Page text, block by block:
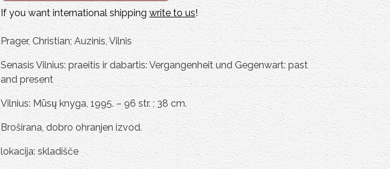
If you want international shippingwrite to us!
Prager, Christian; Auzinis, Vilnis
Senasis Vilnius: praeitis ir dabartis: Vergangenheit und Gegenwart: past
and present
Vilnius: Mūsų knyga, 1995. – 96 str. ; 38 cm.
Broširana, dobro ohranjen izvod.
lokacija: skladišče